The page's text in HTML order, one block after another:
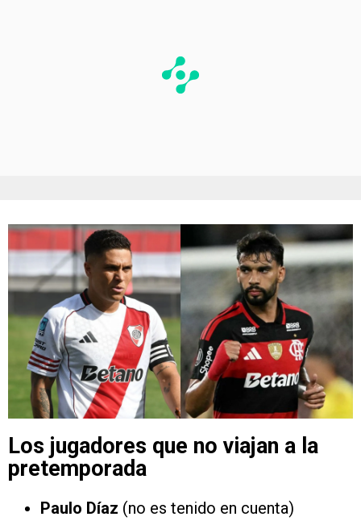
Los jugadores que no viajan a la
pretemporada
Paulo Díaz (no es tenido en cuenta)